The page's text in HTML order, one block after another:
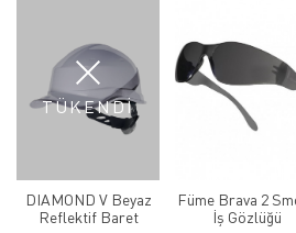
TÜKENDİ
DIAMOND V Beyaz
Reflektif Baret
Füme Brava 2
İş Gözlüğü